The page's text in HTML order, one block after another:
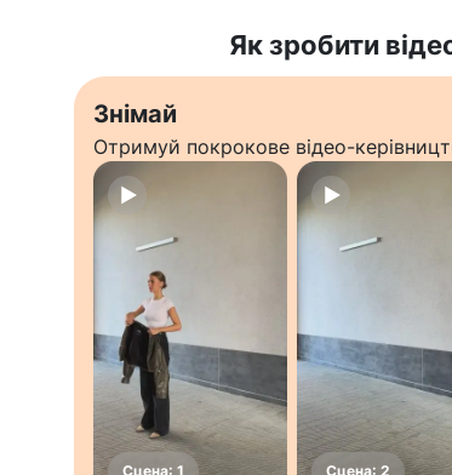
Як зробити
Знімай
Отримуй покрокове відео-